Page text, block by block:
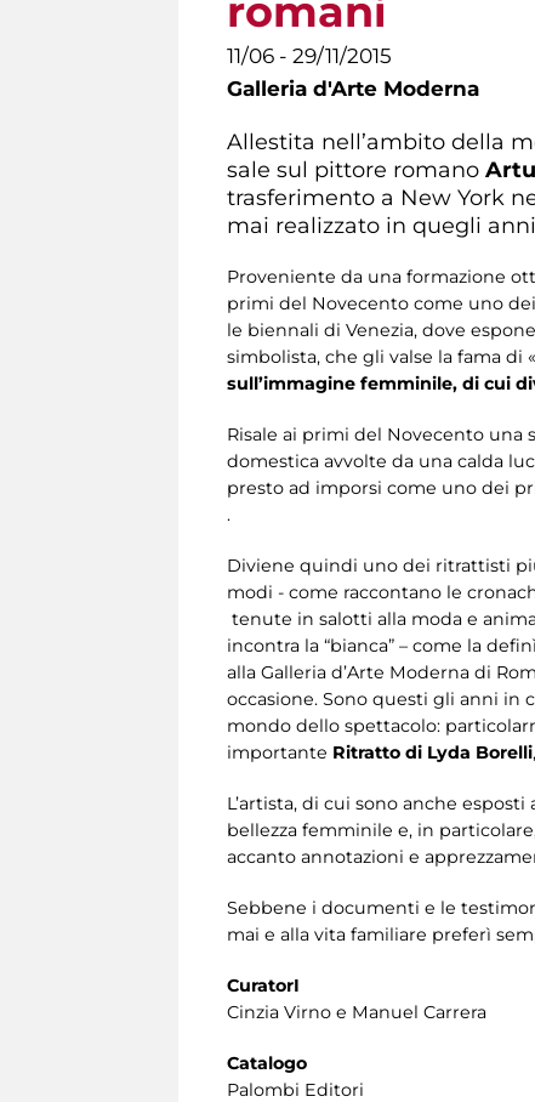
romani
11/06 - 29/11/2015
Galleria d'Arte Moderna
Allestita nell’ambito della
sale sul pittore romano
trasferimento a New York
mai realizzato in quegli
Proveniente da una formazione
primi del Novecento come uno
le biennali di Venezia, dove
simbolista, che gli valse la fama
sull’immagine femminile, di cui
Risale ai primi del Novecento una
domestica avvolte da una calda
presto ad imporsi come uno dei
.
Diviene quindi uno dei ritrattisti
modi - come raccontano le
tenute in salotti alla moda e
incontra la “bianca” – come la
alla Galleria d’Arte Moderna di
occasione. Sono questi gli anni in
mondo dello spettacolo:
importante Ritratto di Lyda Borelli,
L’artista, di cui sono anche
bellezza femminile e, in
accanto annotazioni e
Sebbene i documenti e le
mai e alla vita familiare preferì
CuratorI
Cinzia Virno e Manuel Carrera
Catalogo
Palombi Editori